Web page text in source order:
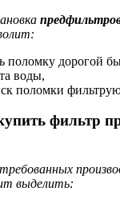
поломку дорогой
воды,
поломки
фильтр
выделить: